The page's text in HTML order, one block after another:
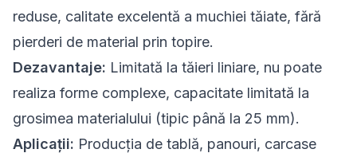
reduse, calitate excelentă a muchiei tăiate, fără
pierderi de material prin topire.
Dezavantaje: Limitată la tăieri liniare, nu poate
realiza forme complexe, capacitate limitată la
grosimea materialului (tipic până la 25 mm).
Aplicații: Producția de tablă, panouri, carcase